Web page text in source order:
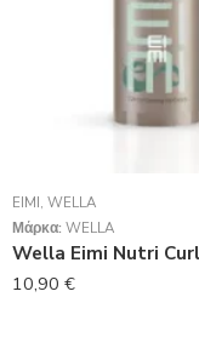
EIMI, WELLA
Μάρκα: WELLA
Wella Eimi Nutri
10,90 €